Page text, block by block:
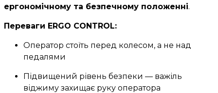
ергономічному та безпечному положенні.
Переваги ERGO CONTROL:
Оператор стоїть перед колесом, а не над
педалями
Підвищений рівень безпеки — важіль
віджиму захищає руку оператора